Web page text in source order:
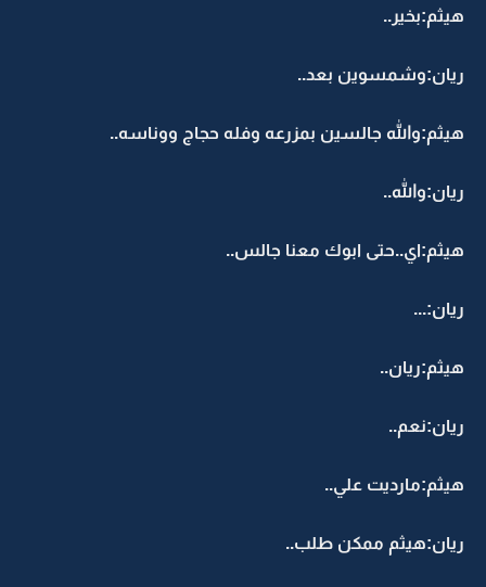
هيثم:بخير..
ريان:وشمسوين بعد..
هيثم:والله جالسين بمزرعه وفله حجاج ووناسه..
ريان:والله..
هيثم:اي..حتى ابوك معنا جالس..
ريان:...
هيثم:ريان..
ريان:نعم..
هيثم:مارديت علي..
ريان:هيثم ممكن طلب..